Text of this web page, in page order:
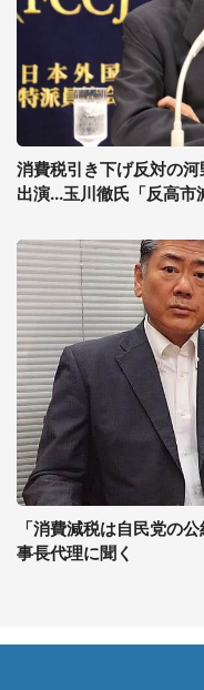
消費税引き下げ反対の
出演...玉川徹氏「反高
「消費減税は自民党の
事長代理に聞く